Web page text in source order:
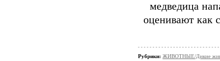
медведица
оценивают как
Рубрики: ЖИВОТНЫЕ/Дикие